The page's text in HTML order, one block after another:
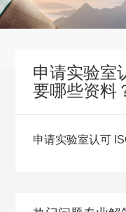
申请实验室
要哪些资料
申请实验室认可